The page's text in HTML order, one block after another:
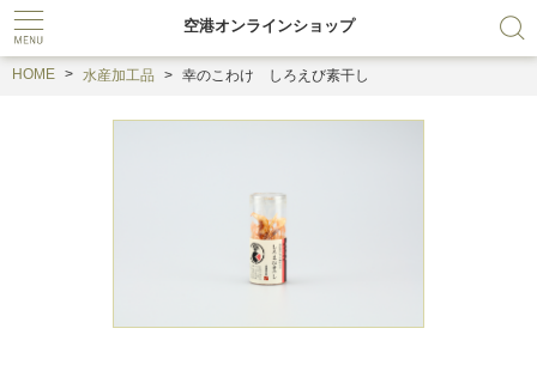
空港オンラインショップ
HOME 水産加工品 幸のこわけ しろえび素干し